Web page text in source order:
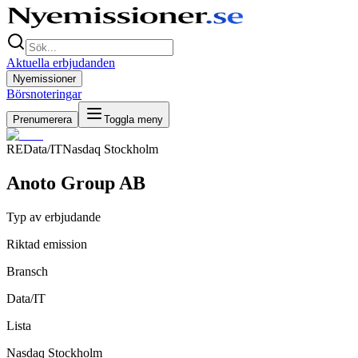
Aktuella erbjudanden
Nyemissioner
Börsnoteringar
Prenumerera Toggla meny
REData/ITNasdaq Stockholm
Anoto Group AB
Typ av erbjudande
Riktad emission
Bransch
Data/IT
Lista
Nasdaq Stockholm